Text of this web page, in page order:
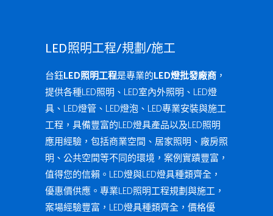
LED照明工程/規劃/施工
台鈺LED照明工程是專業的LED燈批發廠商 ，
提供各種LED照明、LED室內外照明、LED燈
具、LED燈管、LED燈泡、LED專業安裝與施工
工程，具備豐富的LED燈具產品以及LED照明
應用經驗，包括商業空間、居家照明、廠房照
明、公共空間等不同的環境，案例實蹟豐富，
值得您的信賴。LED燈與LED燈具種類齊全，
優惠價供應。專業LED照明工程規劃與施工，
案場經驗豐富，LED燈具種類齊全，價格優